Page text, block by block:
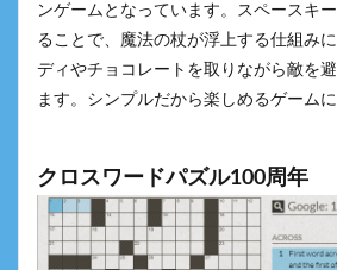
ンゲームとなっています。スペースキ
ることで、魔法の杖が浮上する仕組み
ディやチョコレートを取りながら敵を
ます。シンプルだから楽しめるゲームに
クロスワードパズル100周年